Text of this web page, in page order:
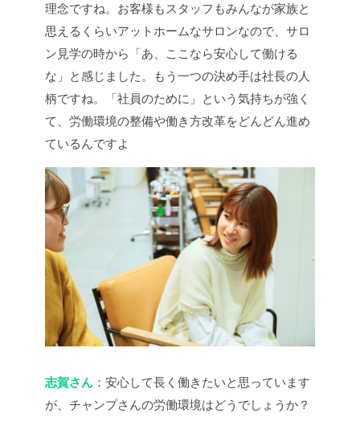
理念ですね。お客様もスタッフもみんなが家族と
思えるくらいアットホームなサロンなので、サロ
ン見学の時から「あ、ここなら安心して働ける
な」と感じました。もう一つの決め手は社長の人
柄ですね。「社員のために」という気持ちが強く
て、労働環境の整備や働き方改革をどんどん進め
ているんですよ
志賀さん ：安心して長く働きたいと思っています
が、チャンプさんの労働環境はどうでしょうか？